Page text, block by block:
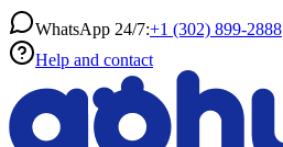
WhatsApp 24/7:+1 (302) 899-2888
Help and contact